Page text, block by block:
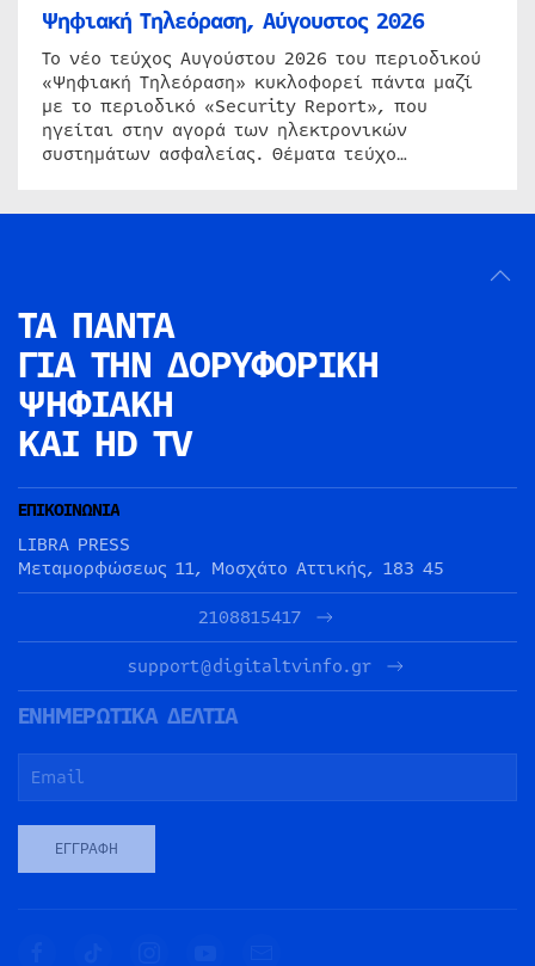
Ψηφιακή Τηλεόραση, Αύγουστος 2026
Το νέο τεύχος Αυγούστου 2026 του περιοδικού
«Ψηφιακή Τηλεόραση» κυκλοφορεί πάντα μαζί
με το περιοδικό «Security Report», που
ηγείται στην αγορά των ηλεκτρονικών
συστημάτων ασφαλείας. Θέματα τεύχο…
ΤΑ ΠΑΝΤΑ
ΓΙΑ ΤΗΝ ΔΟΡΥΦΟΡΙΚΗ
ΨΗΦΙΑΚΗ
ΚΑΙ HD TV
ΕΠΙΚΟΙΝΩΝΙΑ
LIBRA PRESS
Μεταμορφώσεως 11, Μοσχάτο Αττικής, 183 45
2108815417
support@digitaltvinfo.gr
ΕΝΗΜΕΡΩΤΙΚΑ ΔΕΛΤΙΑ
ΕΓΓΡΑΦΉ